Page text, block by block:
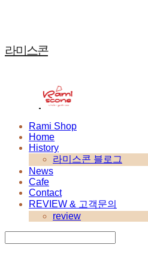
라미스콘
Rami Shop
Home
History
라미스콘 블로그
News
Cafe
Contact
REVIEW & 고객문의
review